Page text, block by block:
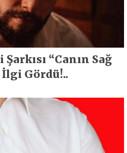
“Canın Sağ
İlgi Gördü!..